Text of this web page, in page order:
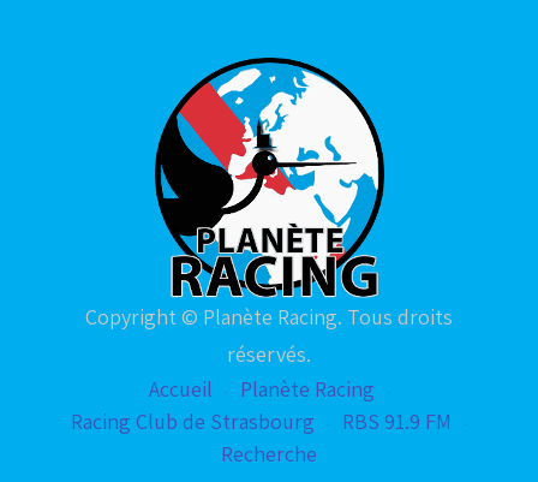
Copyright © Planète Racing. Tous droits
réservés.
Accueil
Planète Racing
Racing Club de Strasbourg
RBS 91.9 FM
Recherche